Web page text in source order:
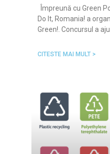
Împreună cu Green
Do It, Romania! a
Green!. Concursul a
CITESTE MAI MULT >